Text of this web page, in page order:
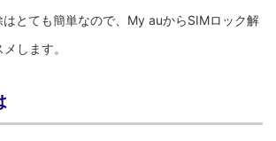
とても簡単なので、My auからSIMロック解
します。